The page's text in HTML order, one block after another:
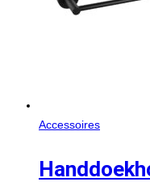
Accessoires